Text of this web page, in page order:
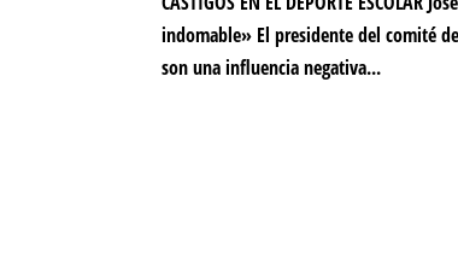
indomable» El presidente del comité
son una influencia negativa...